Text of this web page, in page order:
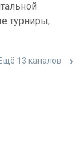
турниры,
Ещё 13 каналов